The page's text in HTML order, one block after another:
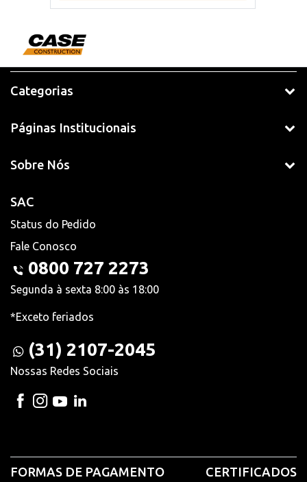
Categorias
Páginas Institucionais
Sobre Nós
SAC
Status do Pedido
Fale Conosco
0800 727 2273
Segunda à sexta 8:00 às 18:00
*Exceto feriados
(31) 2107-2045
Nossas Redes Sociais
FORMAS DE PAGAMENTO CERTIFICADOS